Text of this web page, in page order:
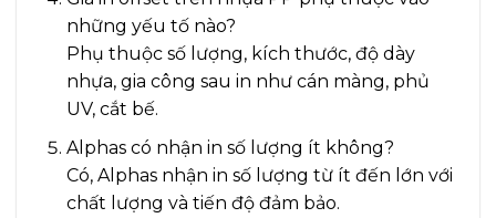
những yếu tố nào?
Phụ thuộc số lượng, kích thước, độ dày
nhựa, gia công sau in như cán màng, phủ
UV, cắt bế.
Alphas có nhận in số lượng ít không?
Có, Alphas nhận in số lượng từ ít đến lớn với
chất lượng và tiến độ đảm bảo.